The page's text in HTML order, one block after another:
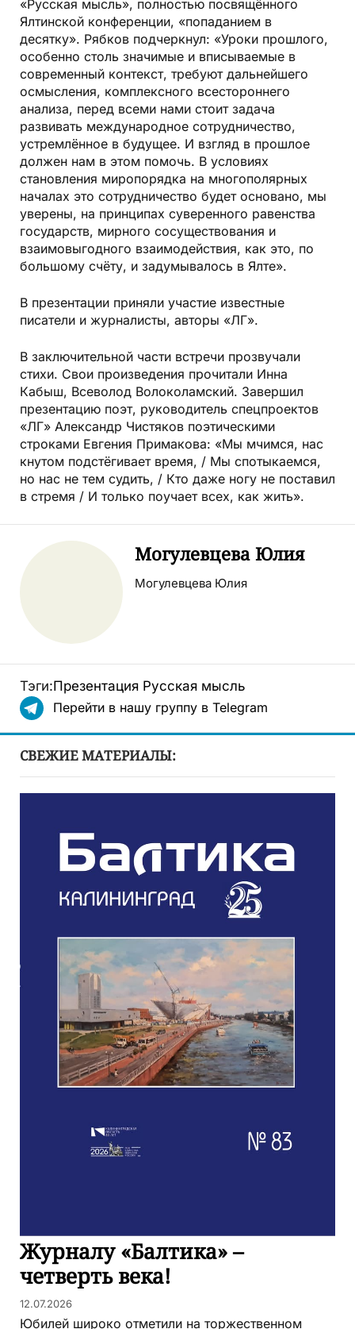
«Русская мысль», полностью посвящённого
Ялтинской конференции, «попаданием в
десятку». Рябков подчеркнул: «Уроки прошлого,
особенно столь значимые и вписываемые в
современный контекст, требуют дальнейшего
осмысления, комплексного всестороннего
анализа, перед всеми нами стоит задача
развивать международное сотрудничество,
устремлённое в будущее. И взгляд в прошлое
должен нам в этом помочь. В условиях
становления миропорядка на многополярных
началах это сотрудничество будет основано, мы
уверены, на принципах суверенного равенства
государств, мирного сосуществования и
взаимовыгодного взаимодействия, как это, по
большому счёту, и задумывалось в Ялте».
В презентации приняли участие известные
писатели и журналисты, авторы «ЛГ».
В заключительной части встречи прозвучали
стихи. Свои произведения прочитали Инна
Кабыш, Всеволод Волоколамский. Завершил
презентацию поэт, руководитель спецпроектов
«ЛГ» Александр Чистяков поэтическими
строками Евгения Примакова: «Мы мчимся, нас
кнутом подстёгивает время, / Мы спотыкаемся,
но нас не тем судить, / Кто даже ногу не поставил
в стремя / И только поучает всех, как жить».
Могулевцева Юлия
Могулевцева Юлия
Тэги:Презентация Русская мысль
Перейти в нашу группу в Telegram
СВЕЖИЕ МАТЕРИАЛЫ:
Журналу «Балтика» –
четверть века!
12.07.2026
Юбилей широко отметили на торжественном